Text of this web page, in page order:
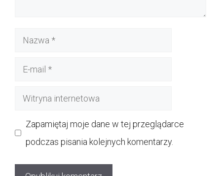
Nazwa
Witryna
Zapamiętaj moje dane w tej przeglądarce
podczas pisania kolejnych komentarzy.